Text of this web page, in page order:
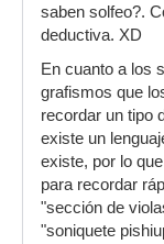
saben solfeo?.
deductiva. XD
En cuanto a los
grafismos que
recordar un tipo
existe un
existe, por lo
para recordar
"sección de
"soniquete